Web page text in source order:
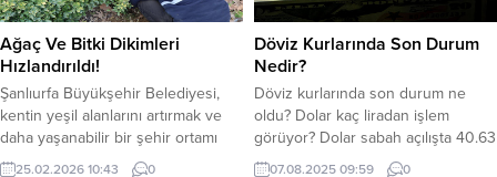
kapsamında, Yaylacık Mahallesi’nde
aynı parsel üzerine inşa edilen
500’er metrekarelik iki...
Deprem anında doğru davranış
biçimlerinin kazandırılması, olası
yaralanmalara...
Ağaç Ve Bitki Dikimleri
Hızlandırıldı!
Şanlıurfa Büyükşehir Belediyesi,
kentin yeşil alanlarını artırmak ve
daha yaşanabilir bir şehir ortamı
oluşturmak amacıyla “Yeşil bir Urfa”
25.02.2026 10:43 0
Döviz Kurlarında Son Durum
Nedir?
Döviz kurlarında son durum ne
oldu? Dolar kaç liradan işlem
görüyor? Dolar sabah açılışta 40.63
TL’den işlem görmeye başladı.
07.08.2025 09:59 0